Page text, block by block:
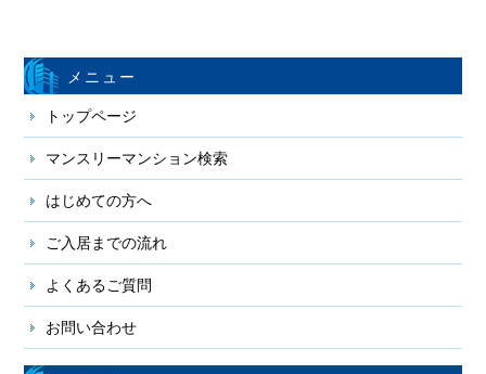
メニュー
トップページ
マンスリーマンション検索
はじめての方へ
ご入居までの流れ
よくあるご質問
お問い合わせ